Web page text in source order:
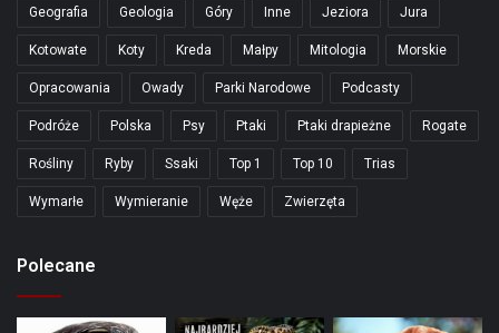
Geografia Geologia Góry Inne Jeziora Jura
Kotowate Koty Kreda Małpy Mitologia Morskie
Opracowania Owady Parki Narodowe Podcasty
Podróże Polska Psy Ptaki Ptaki drapieżne Rogate
Rośliny Ryby Ssaki Top 1 Top 10 Trias
Wymarłe Wymieranie Węże Zwierzęta
Polecane